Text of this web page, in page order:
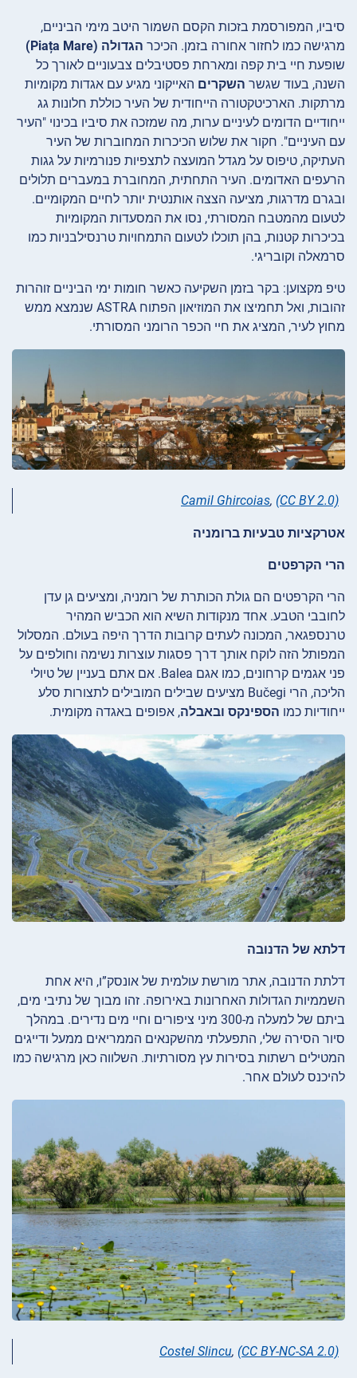
סיביו, המפורסמת בזכות הקסם השמור היטב מימי הביניים,
מרגישה כמו לחזור אחורה בזמן. הכיכר הגדולה (Piața Mare)
שופעת חיי בית קפה ומארחת פסטיבלים צבעוניים לאורך כל
השנה, בעוד שגשר השקרים האייקוני מגיע עם אגדות מקומיות
מרתקות. הארכיטקטורה הייחודית של העיר כוללת חלונות גג
ייחודיים הדומים לעיניים ערות, מה שמזכה את סיביו בכינוי "העיר
עם העיניים". חקור את שלוש הכיכרות המחוברות של העיר
העתיקה, טיפוס על מגדל המועצה לתצפיות פנורמיות על גגות
הרעפים האדומים. העיר התחתית, המחוברת במעברים תלולים
ובגרם מדרגות, מציעה הצצה אותנטית יותר לחיים המקומיים.
לטעום מהמטבח המסורתי, נסו את המסעדות המקומיות
בכיכרות קטנות, בהן תוכלו לטעום התמחויות טרנסילבניות כמו
סרמאלה וקובריגי.
טיפ מקצוען: בקר בזמן השקיעה כאשר חומות ימי הביניים זוהרות
זהובות, ואל תחמיצו את המוזיאון הפתוח ASTRA שנמצא ממש
מחוץ לעיר, המציג את חיי הכפר הרומני המסורתי.
Camil Ghircoias, (CC BY 2.0)
אטרקציות טבעיות ברומניה
הרי הקרפטים
הרי הקרפטים הם גולת הכותרת של רומניה, ומציעים גן עדן
לחובבי הטבע. אחד מנקודות השיא הוא הכביש המהיר
טרנספגאר, המכונה לעתים קרובות הדרך היפה בעולם. המסלול
המפותל הזה לוקח אותך דרך פסגות עוצרות נשימה וחולפים על
פני אגמים קרחונים, כמו אגם
Balea. אם אתם בעניין של טיולי
הליכה, הרי
Bučegi מציעים שבילים המובילים לתצורות סלע
ייחודיות כמו הספינקס ובאבלה, אפופים באגדה מקומית.
דלתא של הדנובה
דלתת הדנובה, אתר מורשת עולמית של אונסק”ו, היא אחת
השממיות הגדולות האחרונות באירופה. זהו מבוך של נתיבי מים,
ביתם של למעלה מ-300 מיני ציפורים וחיי מים נדירים. במהלך
סיור הסירה שלי, התפעלתי מהשקנאים הממריאים ממעל ודייגים
המטילים רשתות בסירות עץ מסורתיות. השלווה כאן מרגישה כמו
להיכנס לעולם אחר.
Costel Slincu, (CC BY-NC-SA 2.0)